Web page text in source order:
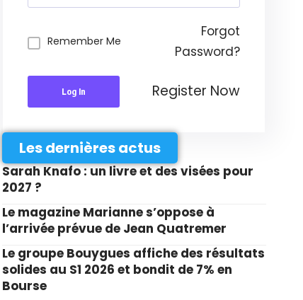
Remember Me
Forgot
Password?
Log In Register Now
Les dernières actus
Sarah Knafo : un livre et des visées pour
2027 ?
Le magazine Marianne s’oppose à
l’arrivée prévue de Jean Quatremer
Le groupe Bouygues affiche des résultats
solides au S1 2026 et bondit de 7% en
Bourse